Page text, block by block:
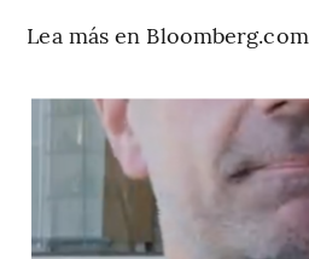
Lea más en Bloomberg.com